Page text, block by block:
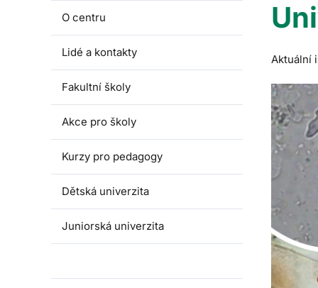
O centru
Lidé a kontakty
Fakultní školy
Akce pro školy
Kurzy pro pedagogy
Dětská univerzita
Juniorská univerzita
Aktuální